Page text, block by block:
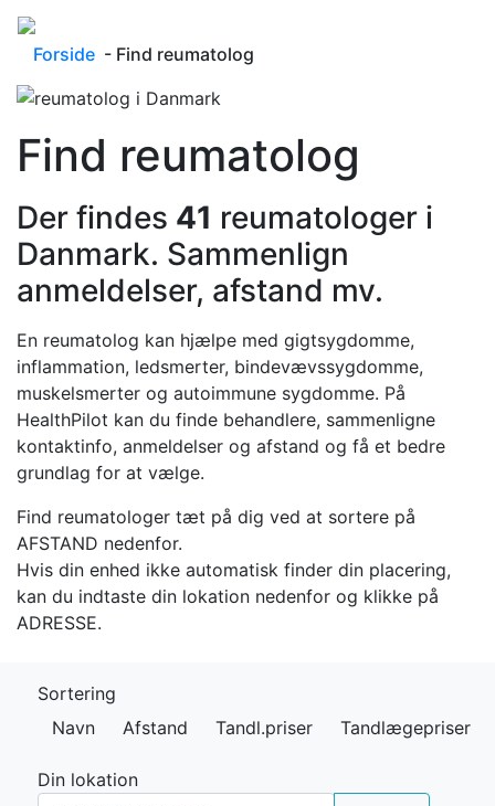
Forside - Find reumatolog
Find reumatolog
Der findes 41 reumatologer i
Danmark. Sammenlign
anmeldelser, afstand mv.
En reumatolog kan hjælpe med gigtsygdomme,
inflammation, ledsmerter, bindevævssygdomme,
muskelsmerter og autoimmune sygdomme. På
HealthPilot kan du finde behandlere, sammenligne
kontaktinfo, anmeldelser og afstand og få et bedre
grundlag for at vælge.
Find reumatologer tæt på dig ved at sortere på
AFSTAND nedenfor.
Hvis din enhed ikke automatisk finder din placering,
kan du indtaste din lokation nedenfor og klikke på
ADRESSE.
Sortering
Navn
Afstand Tandl.priser Tandlægepriser
Din lokation